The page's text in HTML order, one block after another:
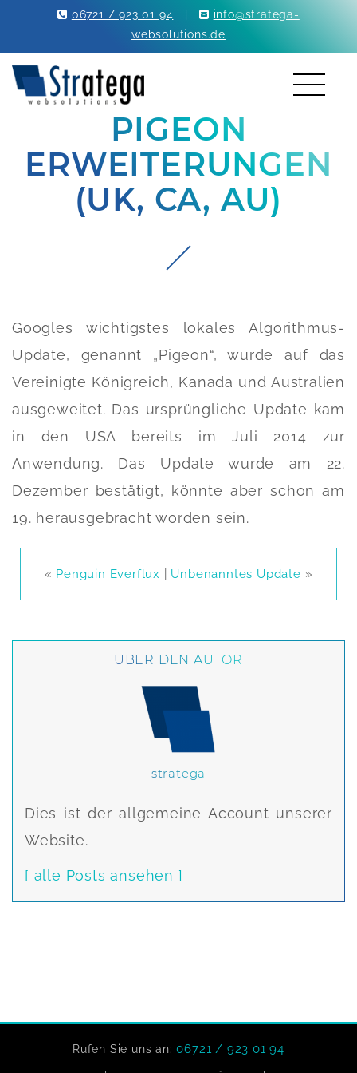
06721 / 923 01 94
info@stratega-
websolutions.de
PIGEON
ERWEITERUNGEN
(UK, CA, AU)
Googles wichtigstes lokales Algorithmus-
Update, genannt „Pigeon“, wurde auf das
Vereinigte Königreich, Kanada und Australien
ausgeweitet. Das ursprüngliche Update kam
in den USA bereits im Juli 2014 zur
Anwendung. Das Update wurde am 22.
Dezember bestätigt, könnte aber schon am
19. herausgebracht worden sein.
« Penguin Everflux Unbenanntes Update »
ÜBER DEN AUTOR
stratega
Dies ist der allgemeine Account unserer
Website.
[ alle Posts ansehen ]
Rufen Sie uns an:06721 / 923 01 94